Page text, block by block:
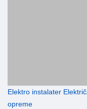
Elektro instalater
opreme